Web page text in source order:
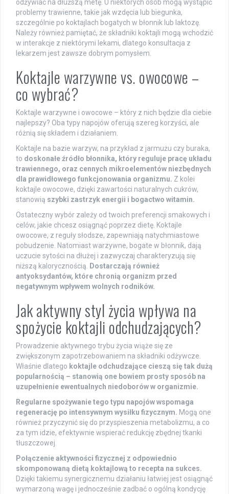
odżywiać na dłuższą metę. U niektórych osób mogą wystąpić
problemy trawienne, takie jak wzdęcia lub biegunka,
szczególnie po koktajlach bogatych w błonnik lub laktozę.
Należy również pamiętać, że składniki koktajli mogą wchodzić
w interakcje z niektórymi lekami, dlatego konsultacja z
lekarzem jest zawsze dobrym pomysłem.
Koktajle warzywne vs. owocowe –
co wybrać?
Koktajle warzywne i owocowe – który z nich będzie dla ciebie
najlepszy? Oba typy napojów oferują szereg korzyści, ale
różnią się składem i działaniem.
Koktajle na bazie warzyw, na przykład z jarmużu czy buraka,
to doskonałe źródło błonnika, który reguluje pracę układu
trawiennego, oraz cennych mikroelementów niezbędnych
dla prawidłowego funkcjonowania organizmu. Z kolei
koktajle owocowe, dzięki zawartości naturalnych cukrów,
stanowią szybki zastrzyk energii i bogactwo witamin.
Ostateczny wybór zależy od twoich preferencji smakowych i
celów, jakie chcesz osiągnąć poprzez dietę. Koktajle
owocowe, z reguły słodsze, zapewniają natychmiastowe
pobudzenie. Natomiast warzywne, bogate w błonnik, dają
uczucie sytości na dłużej i zazwyczaj charakteryzują się
niższą kalorycznością.
Dostarczają również
antyoksydantów, które chronią organizm przed
negatywnym wpływem wolnych rodników.
Jak aktywny styl życia wpływa na
spożycie koktajli odchudzających?
Prowadzenie aktywnego trybu życia wiąże się ze
zwiększonym zapotrzebowaniem na składniki odżywcze.
Właśnie dlatego koktajle odchudzające cieszą się tak dużą
popularnością – stanowią one bowiem prosty sposób na
uzupełnienie ewentualnych niedoborów w organizmie.
Regularne spożywanie tego typu napojów wspomaga
regenerację po intensywnym wysiłku fizycznym. Mogą one
również przyczynić się do przyspieszenia metabolizmu, a co
za tym idzie, efektywnie wspierać redukcję zbędnej tkanki
tłuszczowej.
Połączenie aktywności fizycznej z odpowiednio
skomponowaną dietą koktajlową to recepta na sukces.
Dzięki takiemu synergicznemu działaniu łatwiej jest osiągnąć
wymarzoną wagę i jednocześnie zadbać o ogólną kondycję